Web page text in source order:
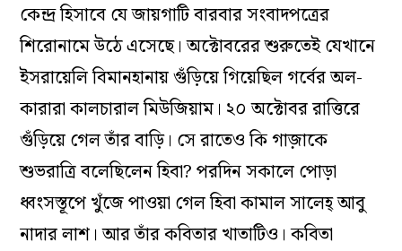
কেন্দ্র হিসাবে যে জায়গাটি বারবার সংবাদপত্রের
শিরোনামে উঠে এসেছে। অক্টোবরের শুরুতেই যেখানে
ইসরায়েলি বিমানহানায় গুঁড়িয়ে গিয়েছিল গর্বের অল-
কারারা কালচারাল মিউজিয়াম। ২০ অক্টোবর রাত্তিরে
গুঁড়িয়ে গেল তাঁর বাড়ি। সে রাতেও কি গাজ়াকে
শুভরাত্রি বলেছিলেন হিবা? পরদিন সকালে পোড়া
ধ্বংসস্তূপে খুঁজে পাওয়া গেল হিবা কামাল সালেহ্‌ আবু
নাদার লাশ। আর তাঁর কবিতার খাতাটিও। কবিতা